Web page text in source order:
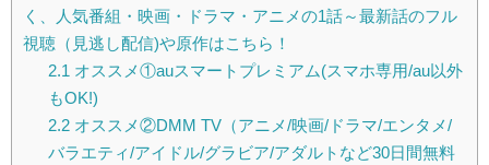
く、人気番組・映画・ドラマ・アニメの1話～最新話のフル
視聴（見逃し配信)や原作はこちら！
2.1 オススメ①auスマートプレミアム(スマホ専用/au以外
もOK!)
2.2オススメ②DMM TV（アニメ/映画/ドラマ/エンタメ/
バラエティ/アイドル/グラビア/アダルトなど30日間無料